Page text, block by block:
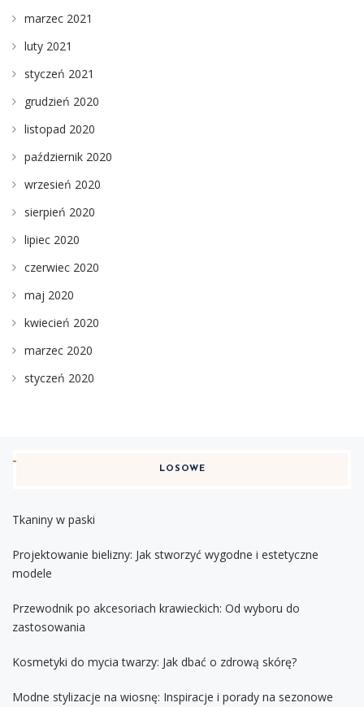
marzec 2021
luty 2021
styczeń 2021
grudzień 2020
listopad 2020
październik 2020
wrzesień 2020
sierpień 2020
lipiec 2020
czerwiec 2020
maj 2020
kwiecień 2020
marzec 2020
styczeń 2020
LOSOWE
Tkaniny w paski
Projektowanie bielizny: Jak stworzyć wygodne i estetyczne
modele
Przewodnik po akcesoriach krawieckich: Od wyboru do
zastosowania
Kosmetyki do mycia twarzy: Jak dbać o zdrową skórę?
Modne stylizacje na wiosnę: Inspiracje i porady na sezonowe